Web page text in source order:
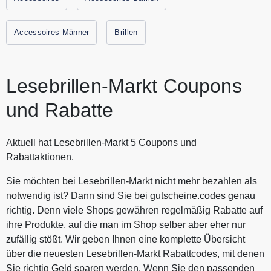
verschämt auf die Nase setzte, um sie möglichst rasch
wieder in der Tasche verschwinden zu lassen, sind längst
aktuellen Gutscheine und Rabattaktionen von Lesebrillen-
Markt finden Sie immer hier auf Gutscheine.codes.
Accessoires Männer Brillen
Lesebrillen-Markt Coupons
und Rabatte
Aktuell hat Lesebrillen-Markt 5 Coupons und
Rabattaktionen.
Sie möchten bei Lesebrillen-Markt nicht mehr bezahlen als
notwendig ist? Dann sind Sie bei gutscheine.codes genau
richtig. Denn viele Shops gewähren regelmäßig Rabatte auf
ihre Produkte, auf die man im Shop selber aber eher nur
zufällig stößt. Wir geben Ihnen eine komplette Übersicht
über die neuesten Lesebrillen-Markt Rabattcodes, mit denen
Sie richtig Geld sparen werden. Wenn Sie den passenden